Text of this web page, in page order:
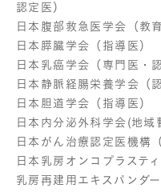
認定医）
日本腹部救急医学会（教
日本膵臓学会（指導医）
日本乳癌学会（専門医・
日本静脈経腸栄養学会（
日本胆道学会（指導医）
日本内分泌外科学会(地域
日本がん治療認定医機構
日本乳房オンコプラステ
乳房再建用エキスパンダ